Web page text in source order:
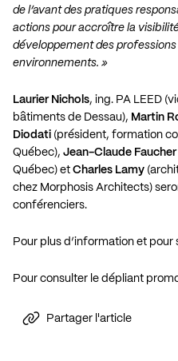
de l’avant des pratiques
actions pour accroître la
développement des
environnements. »
Laurier Nichols, ing. PA LEED
bâtiments de Dessau), Martin
Diodati (président, formation
Québec), Jean-Claude Faucher
Québec) et Charles Lamy
chez Morphosis Architects)
conférenciers.
Pour plus d’information et pour
Pour consulter le dépliant
Partager l'article